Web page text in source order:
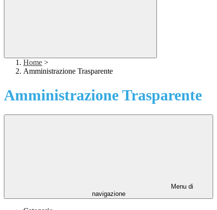
Home >
Amministrazione Trasparente
Amministrazione Trasparente
Menu di
navigazione